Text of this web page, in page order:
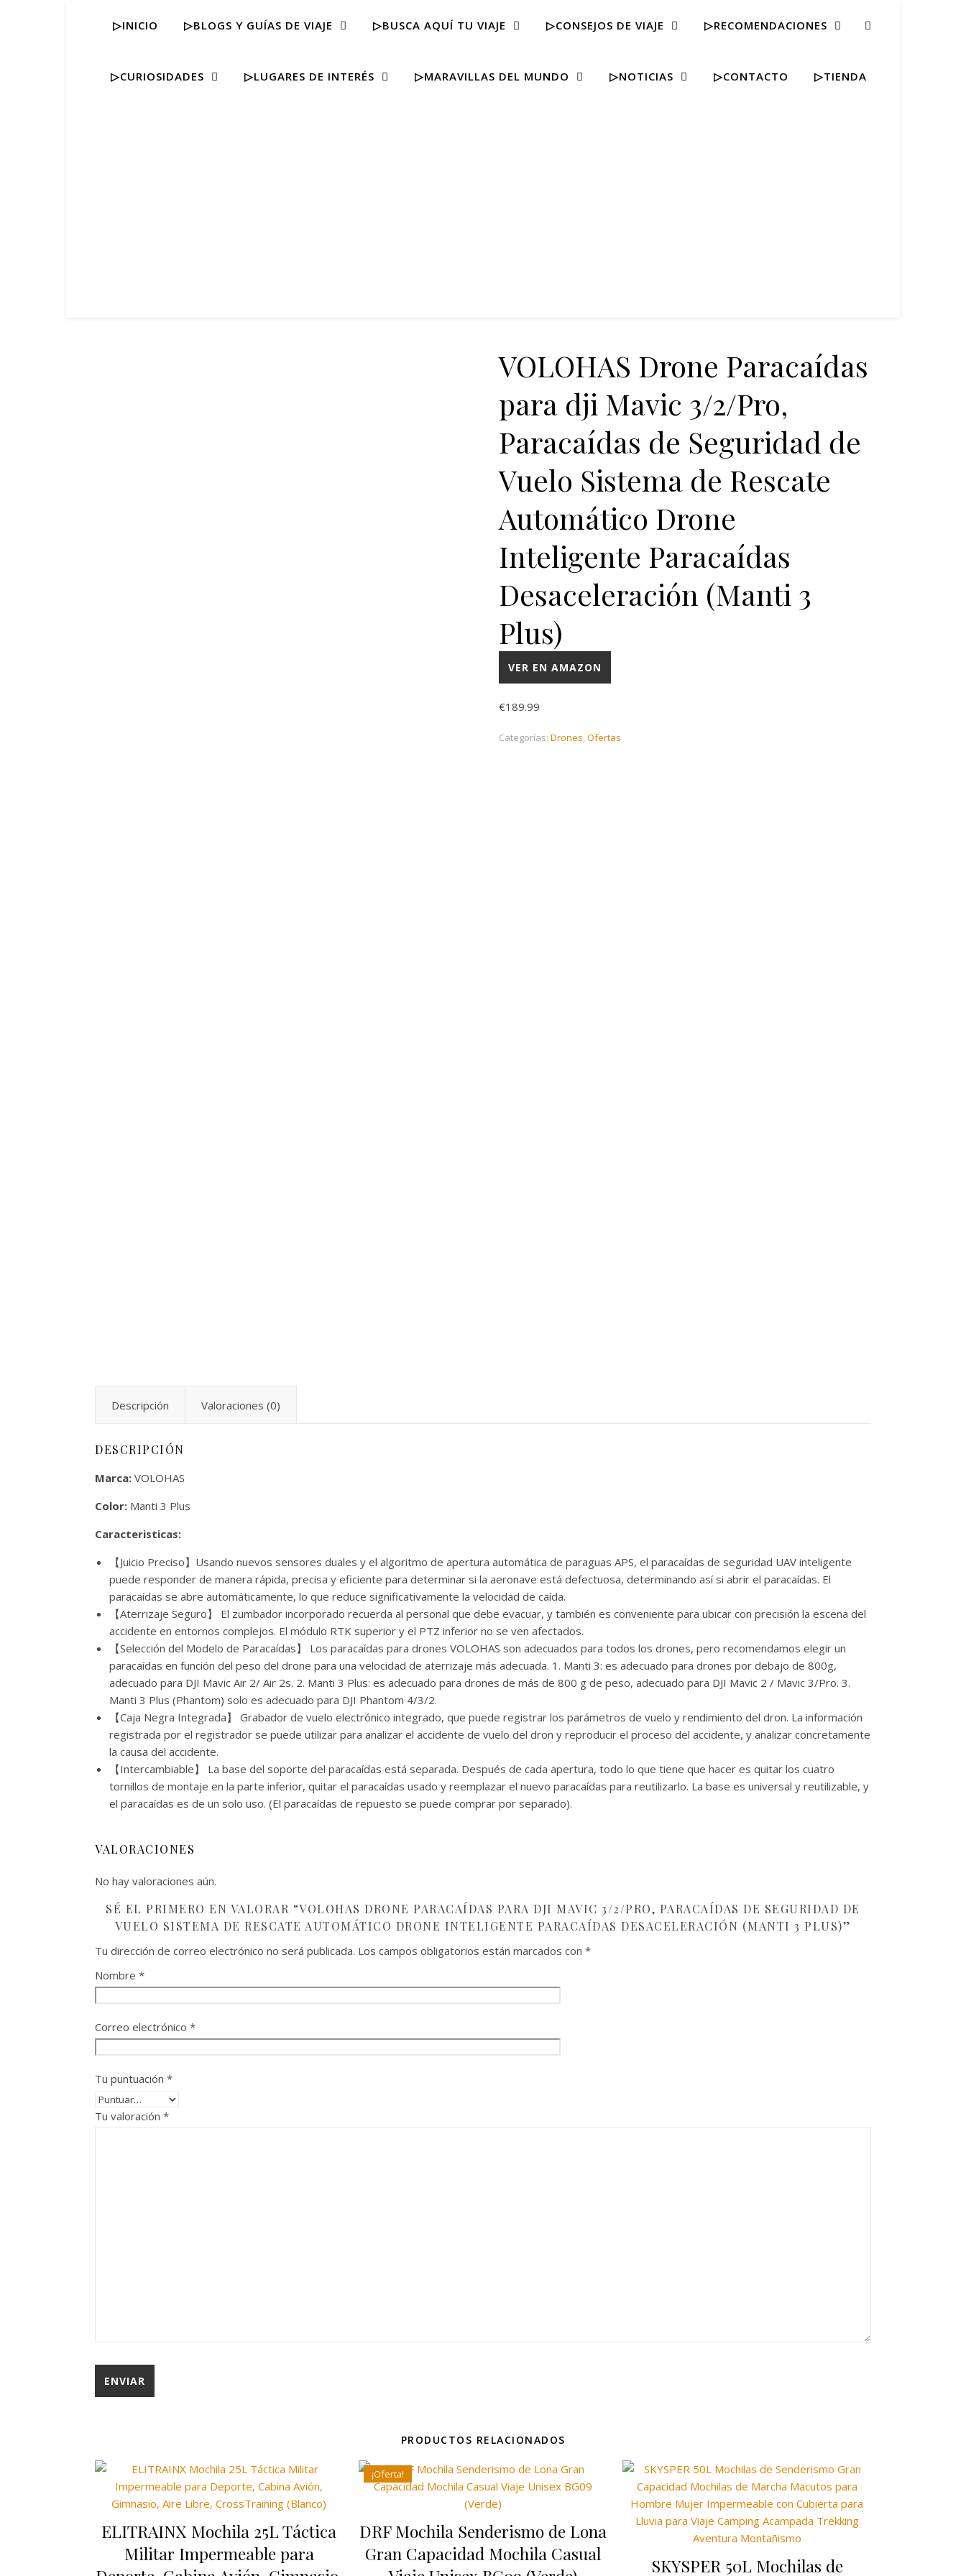
▷INICIO ▷BLOGS Y GUÍAS DE VIAJE ▷BUSCA AQUÍ TU VIAJE ▷CONSEJOS DE VIAJE ▷RECOMENDACIONES
▷CURIOSIDADES ▷LUGARES DE INTERÉS ▷MARAVILLAS DEL MUNDO ▷NOTICIAS ▷CONTACTO ▷TIENDA
VOLOHAS Drone Paracaídas
para dji Mavic 3/2/Pro,
Paracaídas de Seguridad de
Vuelo Sistema de Rescate
Automático Drone
Inteligente Paracaídas
Desaceleración (Manti 3
Plus)
VER EN AMAZON
€189.99
Categorías: Drones,Ofertas
Descripción Valoraciones (0)
DESCRIPCIÓN
Marca: VOLOHAS
Color: Manti 3 Plus
Caracteristicas:
【Juicio Preciso】Usando nuevos sensores duales y el algoritmo de apertura automática de paraguas APS, el paracaídas de seguridad UAV inteligente
puede responder de manera rápida, precisa y eficiente para determinar si la aeronave está defectuosa, determinando así si abrir el paracaídas. El
paracaídas se abre automáticamente, lo que reduce significativamente la velocidad de caída.
【Aterrizaje Seguro】 El zumbador incorporado recuerda al personal que debe evacuar, y también es conveniente para ubicar con precisión la escena del
accidente en entornos complejos. El módulo RTK superior y el PTZ inferior no se ven afectados.
【Selección del Modelo de Paracaídas】 Los paracaídas para drones VOLOHAS son adecuados para todos los drones, pero recomendamos elegir un
paracaídas en función del peso del drone para una velocidad de aterrizaje más adecuada. 1. Manti 3: es adecuado para drones por debajo de 800g,
adecuado para DJI Mavic Air 2/ Air 2s. 2. Manti 3 Plus: es adecuado para drones de más de 800 g de peso, adecuado para DJI Mavic 2 / Mavic 3/Pro. 3.
Manti 3 Plus (Phantom) solo es adecuado para DJI Phantom 4/3/2.
【Caja Negra Integrada】 Grabador de vuelo electrónico integrado, que puede registrar los parámetros de vuelo y rendimiento del dron. La información
registrada por el registrador se puede utilizar para analizar el accidente de vuelo del dron y reproducir el proceso del accidente, y analizar concretamente
la causa del accidente.
【Intercambiable】 La base del soporte del paracaídas está separada. Después de cada apertura, todo lo que tiene que hacer es quitar los cuatro
tornillos de montaje en la parte inferior, quitar el paracaídas usado y reemplazar el nuevo paracaídas para reutilizarlo. La base es universal y reutilizable, y
el paracaídas es de un solo uso. (El paracaídas de repuesto se puede comprar por separado).
VALORACIONES
No hay valoraciones aún.
SÉ EL PRIMERO EN VALORAR “VOLOHAS DRONE PARACAÍDAS PARA DJI MAVIC 3/2/PRO, PARACAÍDAS DE SEGURIDAD DE
VUELO SISTEMA DE RESCATE AUTOMÁTICO DRONE INTELIGENTE PARACAÍDAS DESACELERACIÓN (MANTI 3 PLUS)”
Tu dirección de correo electrónico no será publicada. Los campos obligatorios están marcados con *
Nombre *
Correo electrónico *
Tu puntuación *
Tu valoración *
PRODUCTOS RELACIONADOS
ELITRAINX Mochila 25L Táctica
Militar Impermeable para
¡Oferta!
DRF Mochila Senderismo de Lona
Gran Capacidad Mochila Casual
SKYSPER 50L Mochilas de